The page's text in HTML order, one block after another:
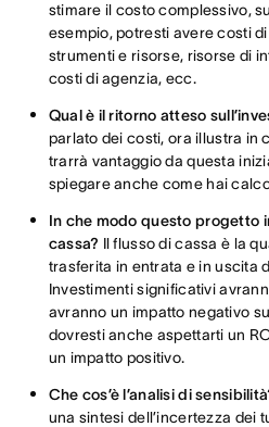
stimare il costo complessivo,
esempio, potresti avere costi
strumenti e risorse, risorse di
costi di agenzia, ecc.
Qual è il ritorno atteso
parlato dei costi, ora illustra in
trarrà vantaggio da questa
spiegare anche come hai
In che modo questo progetto
cassa? Il flusso di cassa è la
trasferita in entrata e in uscita
Investimenti significativi
avranno un impatto negativo
dovresti anche aspettarti un
un impatto positivo.
Che cos’è l’analisi di
una sintesi dell’incertezza dei